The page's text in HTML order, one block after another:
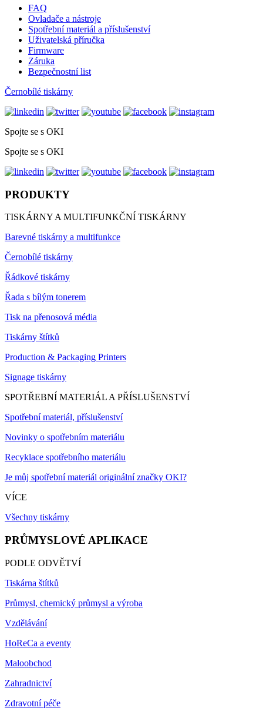
FAQ
Ovladače a nástroje
Spotřební materiál a příslušenství
Uživatelská příručka
Firmware
Záruka
Bezpečnostní list
Černobílé tiskárny
Spojte se s OKI
Spojte se s OKI
PRODUKTY
TISKÁRNY A MULTIFUNKČNÍ TISKÁRNY
Barevné tiskárny a multifunkce
Černobílé tiskárny
Řádkové tiskárny
Řada s bílým tonerem
Tisk na přenosová média
Tiskárny štítků
Production & Packaging Printers
Signage tiskárny
SPOTŘEBNÍ MATERIÁL A PŘÍSLUŠENSTVÍ
Spotřební materiál, příslušenství
Novinky o spotřebním materiálu
Recyklace spotřebního materiálu
Je můj spotřební materiál originální značky OKI?
VÍCE
Všechny tiskárny
PRŮMYSLOVÉ APLIKACE
PODLE ODVĚTVÍ
Tiskárna štítků
Průmysl, chemický průmysl a výroba
Vzdělávání
HoReCa a eventy
Maloobchod
Zahradnictví
Zdravotní péče